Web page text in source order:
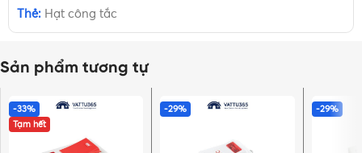
Thẻ: Hạt công tắc
Sản phẩm tương tự
-33%
Tạm hết
-29% -29%